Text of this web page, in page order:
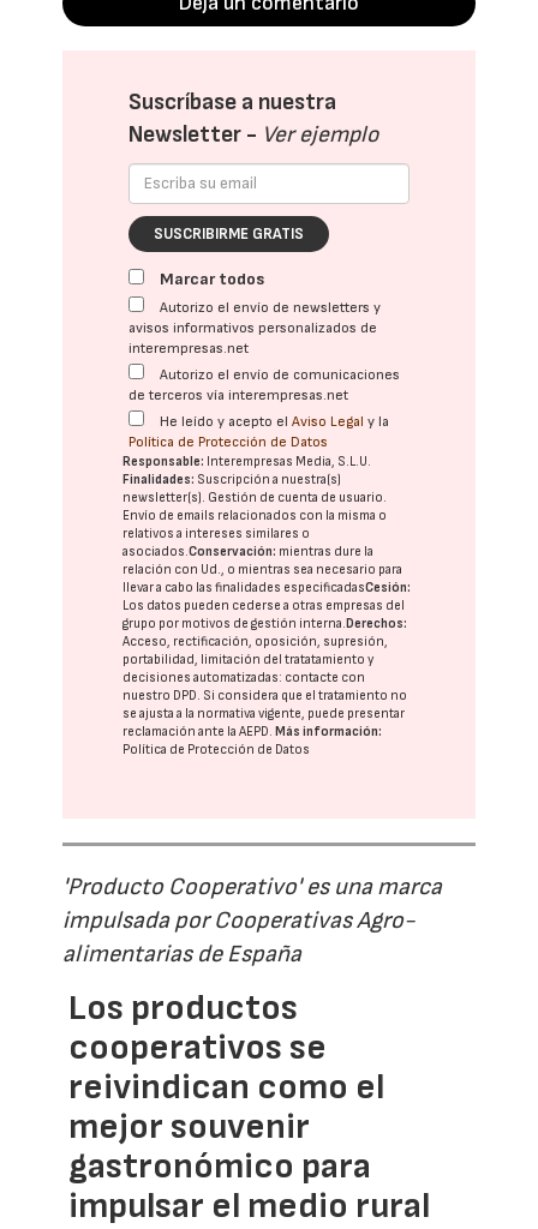
Suscríbase a nuestra
Newsletter - Ver ejemplo
SUSCRIBIRME GRATIS
Marcar todos
Autorizo el envío de newsletters y
avisos informativos personalizados de
interempresas.net
Autorizo el envío de comunicaciones
de terceros vía interempresas.net
He leído y acepto elAviso Legal y la
Política de Protección de Datos
Responsable: Interempresas Media, S.L.U.
Finalidades: Suscripción a nuestra(s)
newsletter(s). Gestión de cuenta de usuario.
Envío de emails relacionados con la misma o
relativos a intereses similares o
asociados.Conservación: mientras dure la
relación con Ud., o mientras sea necesario para
llevar a cabo las finalidades especificadasCesión:
Los datos pueden cederse a otras empresas del
grupo por motivos de gestión interna.Derechos:
Acceso, rectificación, oposición, supresión,
portabilidad, limitación del tratatamiento y
decisiones automatizadas: contacte con
nuestro DPD. Si considera que el tratamiento no
se ajusta a la normativa vigente, puede presentar
reclamación ante laAEPD.Más información:
Política de Protección de Datos
'Producto Cooperativo' es una marca
impulsada por Cooperativas Agro-
alimentarias de España
Los productos
cooperativos se
reivindican como el
mejor souvenir
gastronómico para
impulsar el medio rural